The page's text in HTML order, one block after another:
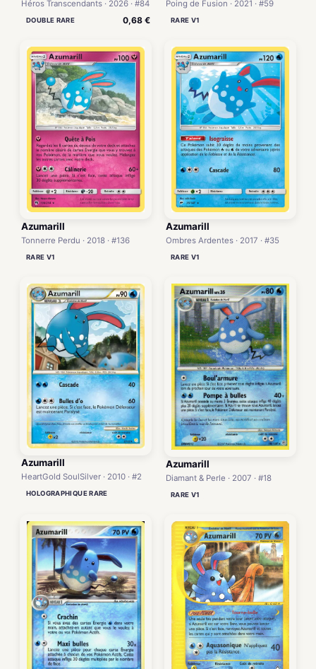
Héros Transcendants · 2026 · #84
DOUBLE RARE 0,68 €
Poing de Fusion · 2021 · #59
RARE V1
Azumarill
Tonnerre Perdu · 2018 · #136
RARE V1
Azumarill
Ombres Ardentes · 2017 · #35
RARE V1
Azumarill
HeartGold SoulSilver · 2010 · #2
HOLOGRAPHIQUE RARE
Azumarill
Diamant & Perle · 2007 · #18
RARE V1